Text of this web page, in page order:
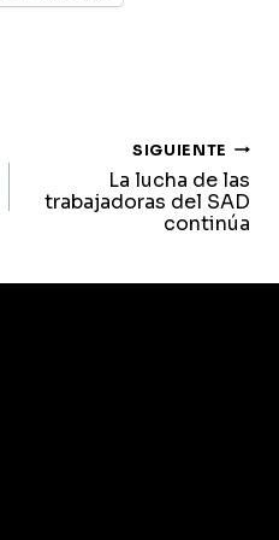
SIGUIENTE
La lucha de las
trabajadoras del SAD
continúa